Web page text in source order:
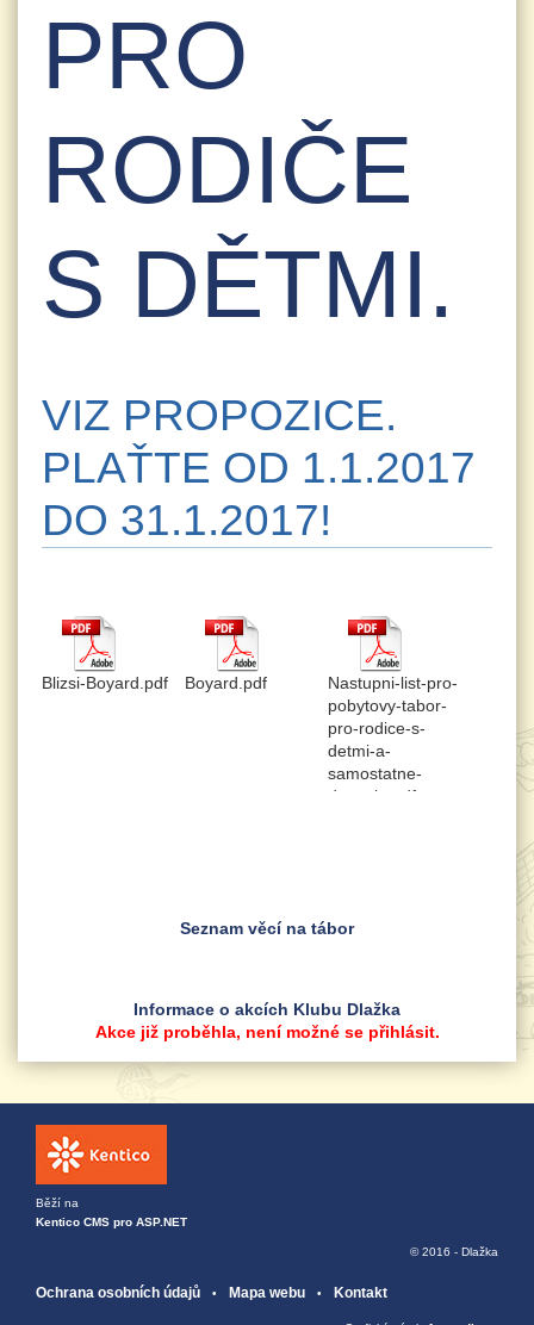
PRO
RODIČE
S DĚTMI.
VIZ PROPOZICE.
PLAŤTE OD 1.1.2017
DO 31.1.2017!
Blizsi-Boyard.pdf Boyard.pdf
Nastupni-list-pro-
pobytovy-tabor-
pro-rodice-s-
detmi-a-
samostatne-
dospele.pdf
Seznam věcí na tábor
Informace o akcích Klubu Dlažka
Akce již proběhla, není možné se přihlásit.
Běží na
Kentico CMS pro ASP.NET
© 2016 - Dlažka
Ochrana osobních údajů Mapa webu Kontakt